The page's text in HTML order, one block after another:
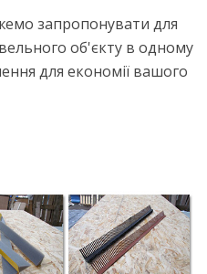
запропонувати для
об'єкту в одному
для економії вашого